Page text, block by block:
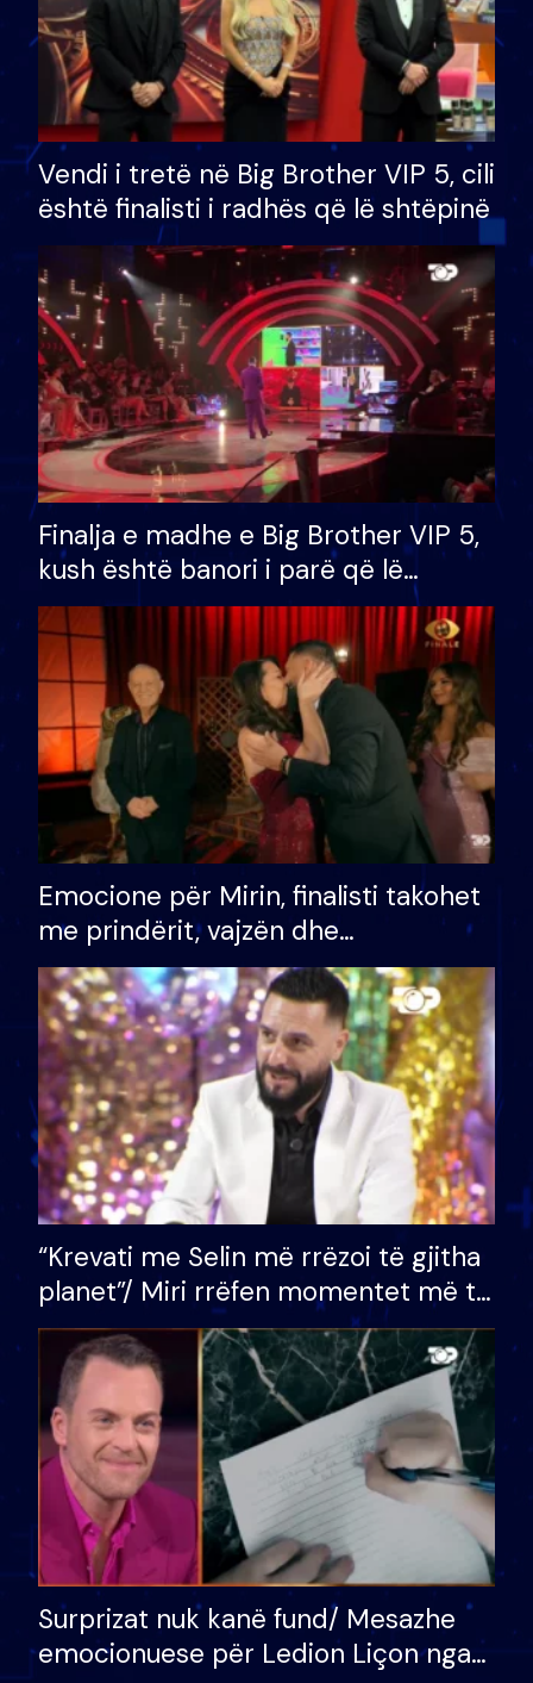
Vendi i tretë në Big Brother VIP 5, cili
është finalisti i radhës që lë shtëpinë
Finalja e madhe e Big Brother VIP 5,
kush është banori i parë që lë
shtëpinë dhe humb mundësinë për
të fituar çmimin e madh
Emocione për Mirin, finalisti takohet
me prindërit, vajzën dhe
bashkëshorten: S’kemi ndonjë letër
divorci apo jo?
“Krevati me Selin më rrëzoi të gjitha
planet”/ Miri rrëfen momentet më të
bukura në shtëpinë e BB VIP: Do më
mungojë zilja e mëngjesit kur…
Surprizat nuk kanë fund/ Mesazhe
emocionuese për Ledion Liçon nga